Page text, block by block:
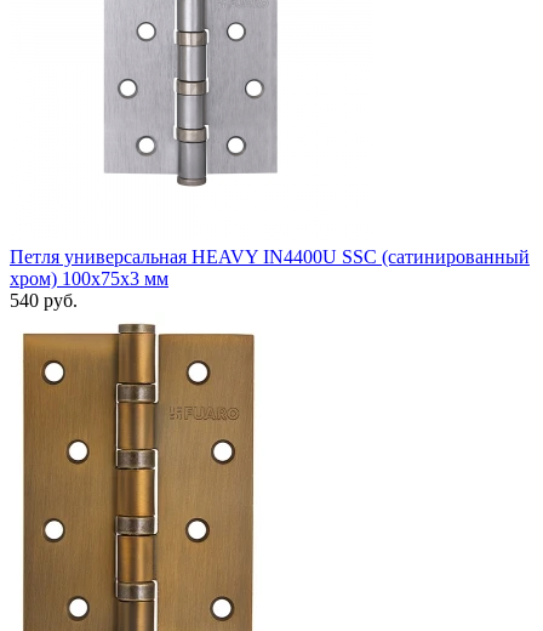
Петля универсальная HEAVY IN4400U SSC (сатинированный
хром) 100х75х3 мм
540 руб.